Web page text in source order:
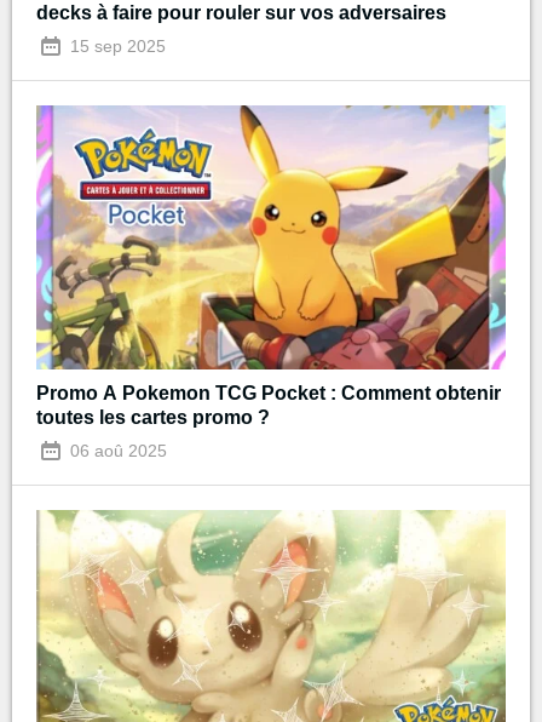
decks à faire pour rouler sur vos adversaires
15 sep 2025
Promo A Pokemon TCG Pocket : Comment obtenir
toutes les cartes promo ?
06 aoû 2025